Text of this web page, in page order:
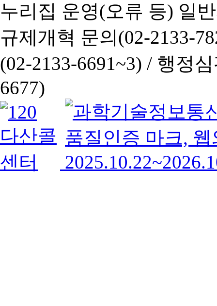
누리집 운영(오류 등) 일
규제개혁 문의(02-2133-
(02-2133-6691~3) / 행정심
6677)